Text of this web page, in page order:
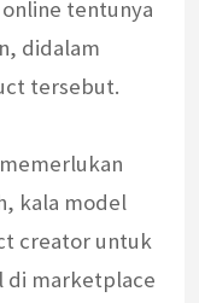
tentunya
didalam
tersebut.
kala model
creator untuk
di marketplace